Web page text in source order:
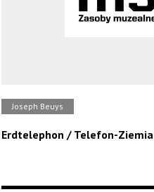
Joseph Beuys
Erdtelephon / Telefon-Ziemia